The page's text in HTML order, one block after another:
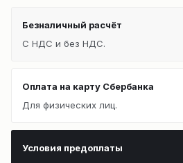
Безналичный расчёт
С НДС и без НДС.
Оплата на карту Сбербанка
Для физических лиц.
Условия предоплаты